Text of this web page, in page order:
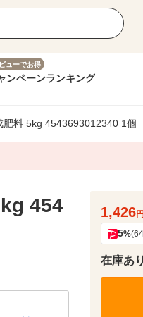
ューでお得
ンペーンランキング
肥料 5kg 4543693012340 1個
454
1,426円
5%
在庫あり